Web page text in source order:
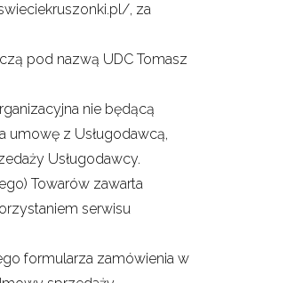
, za
pod nazwą UDC Tomasz
nie będącą
umowę z Usługodawcą,
Usługodawcy.
Towarów zawarta
serwisu
formularza zamówienia w